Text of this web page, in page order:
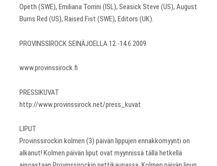
Opeth (SWE), Emiliana Torrini (ISL), Seasick Steve (US), August
Burns Red (US), Raised Fist (SWE), Editors (UK).
PROVINSSIROCK SEINÄJOELLA 12.-14.6.2009
www.provinssirock.fi
PRESSIKUVAT
http://www.provinssirock.net/press_kuvat
LIPUT
Provinssirockin kolmen (3) päivän lippujen ennakkomyynti on
alkanut! Kolmen päivän liput ovat myynnissä tällä hetkellä